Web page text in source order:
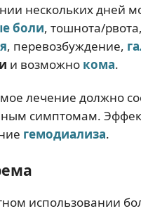
нескольких дней
боли, тошнота/рвота,
, перевозбуждение,
и возможно кома.
лечение должно
симптомам.
гемодиализа.
использовании